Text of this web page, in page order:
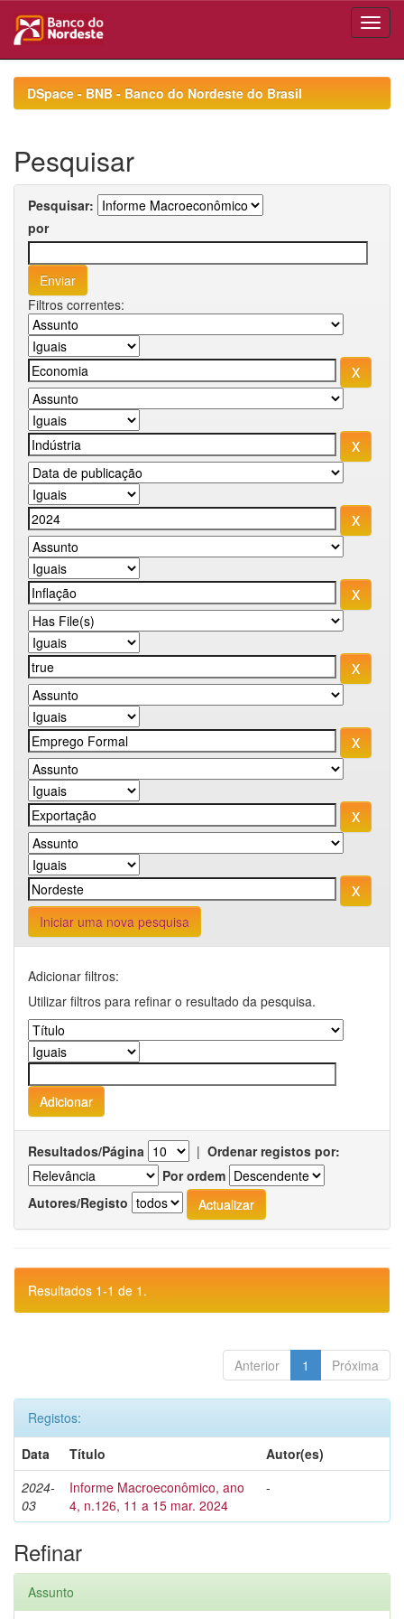
navigationDSpace - BNB - Banco do Nordeste do Brasil
Pesquisar
Pesquisar:
por
Filtros correntes:
Iniciar uma nova pesquisa
Adicionar filtros:
Utilizar filtros para refinar o resultado da pesquisa.
Resultados/Página | Ordenar registos por:
Por ordem
Autores/Registo
Resultados 1-1 de 1.
Anterior 1 Próxima
Registos:
Data
Título
Autor(es)
2024-
03
Informe Macroeconômico, ano
4, n.126, 11 a 15 mar. 2024
-
Refinar
Assunto